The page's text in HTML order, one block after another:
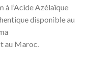
à l’Acide Azélaïque
disponible au
au Maroc.